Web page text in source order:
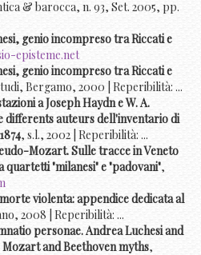
& barocca, n. 93, Set. 2005, pp.
genio incompreso tra Riccati e
episteme.net
genio incompreso tra Riccati e
Bergamo, 2000 | Reperibilità: ...
a Joseph Haydn e W. A.
differents auteurs dell'inventario di
, s.l., 2002 | Reperibilità: ...
Mozart. Sulle tracce in Veneto
"milanesi" e "padovani",
violenta: appendice dedicata al
2008 | Reperibilità: ...
personae. Andrea Luchesi and
and Beethoven myths,